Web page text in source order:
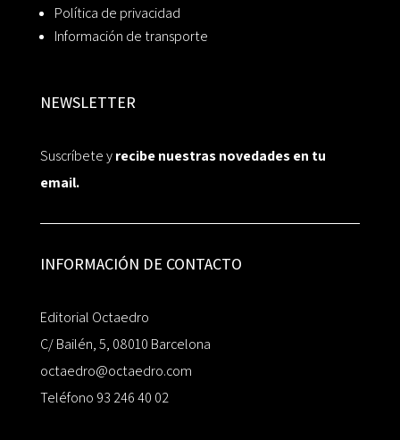
Política de privacidad
Información de transporte
NEWSLETTER
Suscríbete yrecibe nuestras novedades en tu
email.
INFORMACIÓN DE CONTACTO
Editorial Octaedro
C/ Bailén, 5, 08010 Barcelona
octaedro@octaedro.com
Teléfono 93 246 40 02